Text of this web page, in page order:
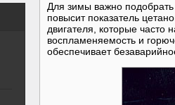
Для зимы важно подобрать
повысит показатель
двигателя, которые часто
воспламеняемость и
обеспечивает